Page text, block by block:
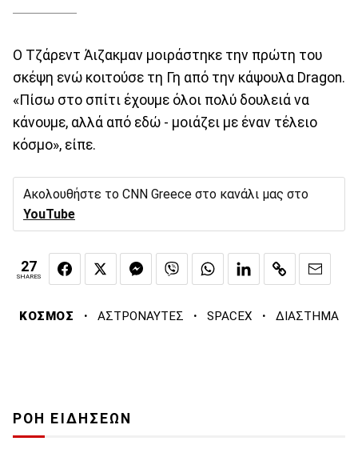
Ο Τζάρεντ Άιζακμαν μοιράστηκε την πρώτη του
σκέψη ενώ κοιτούσε τη Γη από την κάψουλα Dragon.
«Πίσω στο σπίτι έχουμε όλοι πολύ δουλειά να
κάνουμε, αλλά από εδώ - μοιάζει με έναν τέλειο
κόσμο», είπε.
Ακολουθήστε το CNN Greece στο κανάλι μας στο
YouTube
27
SHARES
ΚΟΣΜΟΣ · ΑΣΤΡΟΝΑΥΤΕΣ · SPACEX · ΔΙΑΣΤΗΜΑ
ΡΟΗ ΕΙΔΗΣΕΩΝ